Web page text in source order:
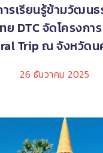
รเรียนรู้ข้ามวัฒนธ
ย DTC จัดโครงกา
Trip ณ จังหวัด
26 ธันวาคม 2025